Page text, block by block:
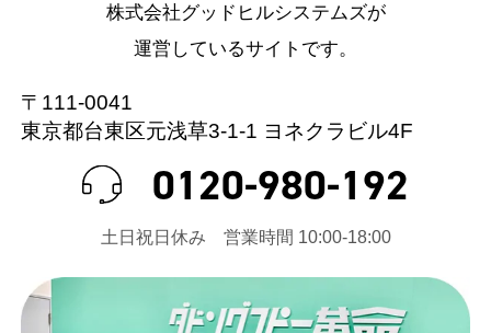
株式会社グッドヒルシステムズが
運営しているサイトです。
〒111-0041
東京都台東区元浅草3-1-1 ヨネクラビル4F
0120-980-192
⼟⽇祝⽇休み 営業時間 10:00-18:00